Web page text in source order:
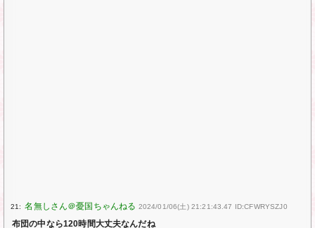
21: 2024/01/06(土) 21:21:43.47 ID:CFWRYSZJ0
布団の中なら120時間大丈夫なんだね